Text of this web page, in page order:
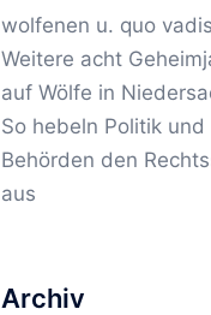
wolfenen u. quo vadis
Weitere acht
auf Wölfe in
So hebeln Politik und
Behörden den
aus
Archiv